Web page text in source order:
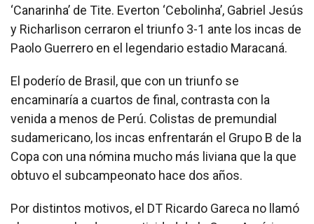
‘Canarinha’ de Tite. Everton ‘Cebolinha’, Gabriel Jesús
y Richarlison cerraron el triunfo 3-1 ante los incas de
Paolo Guerrero en el legendario estadio Maracaná.
El poderío de Brasil, que con un triunfo se
encaminaría a cuartos de final, contrasta con la
venida a menos de Perú. Colistas de premundial
sudamericano, los incas enfrentarán el Grupo B de la
Copa con una nómina mucho más liviana que la que
obtuvo el subcampeonato hace dos años.
Por distintos motivos, el DT Ricardo Gareca no llamó